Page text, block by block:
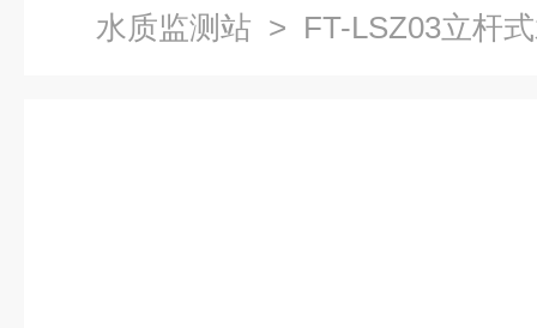
水质监测站 > FT-LSZ03立杆